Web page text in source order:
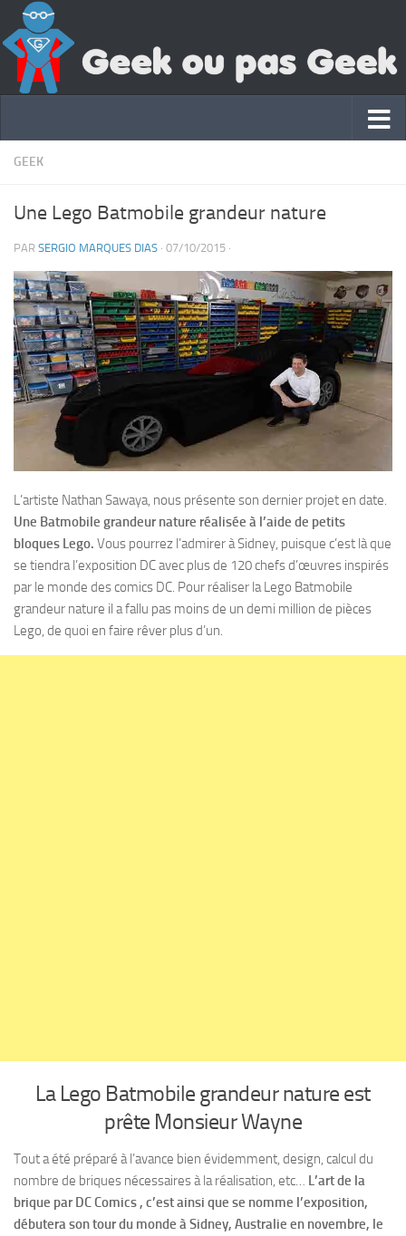
GEEK
Une Lego Batmobile grandeur nature
PAR SERGIO MARQUES DIAS · 07/10/2015 ·
L’artiste Nathan Sawaya, nous présente son dernier projet en date.
Une Batmobile grandeur nature réalisée à l’aide de petits
bloques Lego. Vous pourrez l’admirer à Sidney, puisque c’est là que
se tiendra l’exposition DC avec plus de 120 chefs d’œuvres inspirés
par le monde des comics DC. Pour réaliser la Lego Batmobile
grandeur nature il a fallu pas moins de un demi million de pièces
Lego, de quoi en faire rêver plus d’un.
La Lego Batmobile grandeur nature est
prête Monsieur Wayne
Tout a été préparé à l’avance bien évidemment, design, calcul du
nombre de briques nécessaires à la réalisation, etc… L’art de la
brique par DC Comics , c’est ainsi que se nomme l’exposition,
débutera son tour du monde à Sidney, Australie en novembre, le